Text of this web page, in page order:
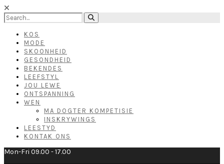
KOS
MODE
SKOONHEID
GESONDHEID
BEKENDES
LEEFSTYL
JOU LEWE
ONTSPANNING
WEN
MA DOGTER KOMPETISIE
INSKRYWINGS
LEESTYD
KONTAK ONS
Mon-Fri 09.00 - 17.00